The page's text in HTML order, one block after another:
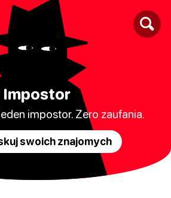
Impostor
impostor. Zero zaufania.
swoich znajomych